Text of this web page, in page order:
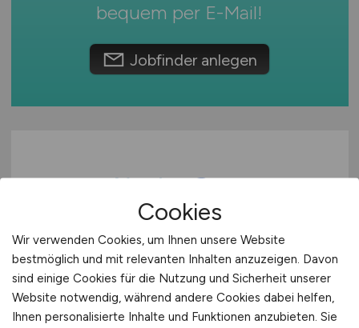
bequem per E-Mail!
Jobfinder anlegen
Pflegefachkraft oder
Medizinische Fachangestellte
(m/w/d)für die Dialyse
Cookies
Wir verwenden Cookies, um Ihnen unsere Website
bestmöglich und mit relevanten Inhalten anzuzeigen. Davon
sind einige Cookies für die Nutzung und Sicherheit unserer
Website notwendig, während andere Cookies dabei helfen,
Ihnen personalisierte Inhalte und Funktionen anzubieten. Sie